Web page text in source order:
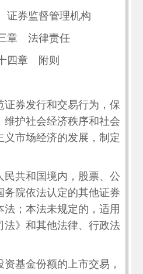
券监督管理机构
章 法律责任
四章 附则
券发行和交易行为，保
维护社会经济秩序和社会
市场经济的发展，制定
共和国境内，股票、公
务院依法认定的其他证券
；本法未规定的，适用
法》和其他法律、行政法
基金份额的上市交易，